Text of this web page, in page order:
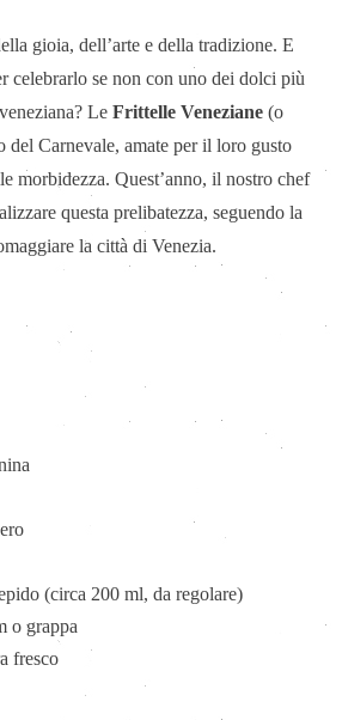
gioia, dell’arte e della tradizione. E
celebrarlo se non con uno dei dolci più
Le Frittelle Veneziane (o
del Carnevale, amate per il loro gusto
morbidezza. Quest’anno, il nostro chef
questa prelibatezza, seguendo la
la città di Venezia.
(circa 200 ml, da regolare)
o grappa
fresco